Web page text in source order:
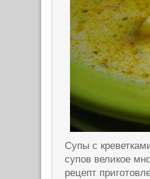
Супы с
супов великое
рецепт